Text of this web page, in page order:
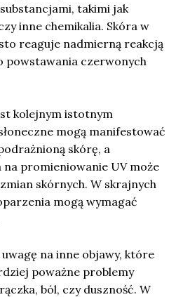
takimi jak
inne chemikalia. Skóra w
reaguje nadmierną reakcją
powstawania czerwonych
kolejnym istotnym
mogą manifestować
skórę, a
na promieniowanie UV może
skórnych. W skrajnych
mogą wymagać
na inne objawy, które
poważne problemy
ból, czy duszność. W